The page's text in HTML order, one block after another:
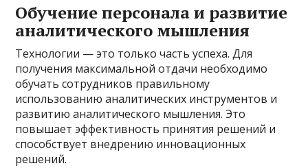
Обучение персонала и развитие
аналитического мышления
Технологии — это только часть успеха. Для
получения максимальной отдачи необходимо
обучать сотрудников правильному
использованию аналитических инструментов и
развитию аналитического мышления. Это
повышает эффективность принятия решений и
способствует внедрению инновационных
решений.